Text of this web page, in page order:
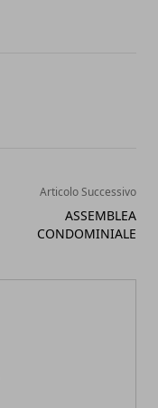
Articolo Successivo
ASSEMBLEA
CONDOMINIALE